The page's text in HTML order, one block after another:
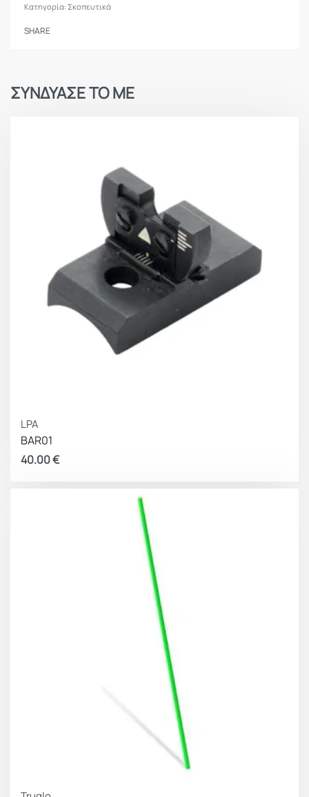
Κατηγορία:Σκοπευτικά
SHARE
ΣΥΝΔΥΑΣΕ ΤΟ ΜΕ
LPA
BAR01
40.00€